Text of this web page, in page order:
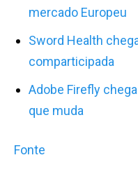
mercado Europeu
Sword Health
comparticipada
Adobe Firefly
que muda
Fonte